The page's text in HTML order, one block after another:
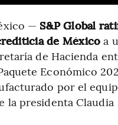
— S&P Global
de México a
de Hacienda
Económico
por el
la presidenta Claudia